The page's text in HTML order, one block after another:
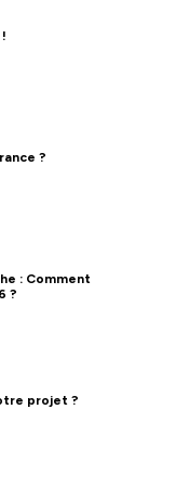
de-
?
: Comment
?
projet ?